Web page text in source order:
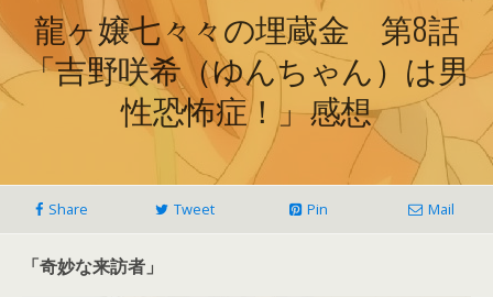
龍ヶ嬢七々々の埋蔵金 第8話
「吉野咲希（ゆんちゃん）は男
性恐怖症！」感想
Share Tweet Pin Mail
「奇妙な来訪者」